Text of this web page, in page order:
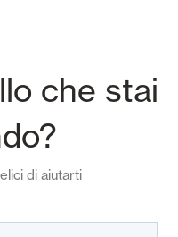
che stai
di aiutarti